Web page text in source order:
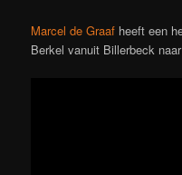
Marcel de Graaf heeft een
Berkel vanuit Billerbeck